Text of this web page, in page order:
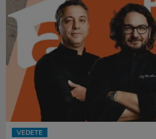
VEDETE